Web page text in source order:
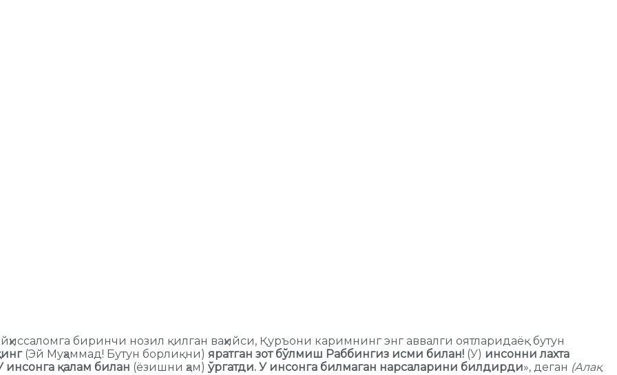
биринчи нозил қилган ваҳийси, Қуръони каримнинг энг аввалги оятларидаёқ бутун
(Эй Муҳаммад! Бутун борлиқни) яратган зот бўлмиш Раббингиз исми билан! (У) инсонни лахта
инсонга қалам билан (ёзишни ҳам) ўргатди. У инсонга билмаган нарсаларини билдирди», деган (Алақ